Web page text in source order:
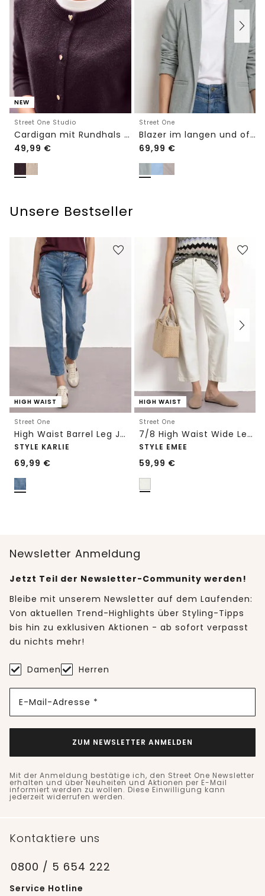
NEW
Street One Studio
Cardigan mit Rundhals und Knöpfen
49,99 €
Street One
Blazer im langen und offenen Schnitt
69,99 €
Unsere Bestseller
HIGH WAIST
Street One
High Waist Barrel Leg Jeans im Loose Fit
STYLE KARLIE
69,99 €
HIGH WAIST
Street One
7/8 High Waist Wide Leg Jeans im Loose Fit
STYLE EMEE
59,99 €
Newsletter Anmeldung
Jetzt Teil der Newsletter-Community werden!
Bleibe mit unserem Newsletter auf dem Laufenden:
Von aktuellen Trend-Highlights über Styling-Tipps
bis hin zu exklusiven Aktionen - ab sofort verpasst
du nichts mehr!
Damen Herren
E-Mail-Adresse *
ZUM NEWSLETTER ANMELDEN
Mit der Anmeldung bestätige ich, den Street One Newsletter
erhalten und über Neuheiten und Aktionen per E-Mail
informiert werden zu wollen. Diese Einwilligung kann
jederzeit widerrufen werden.
Kontaktiere uns
0800 / 5 654 222
Service Hotline